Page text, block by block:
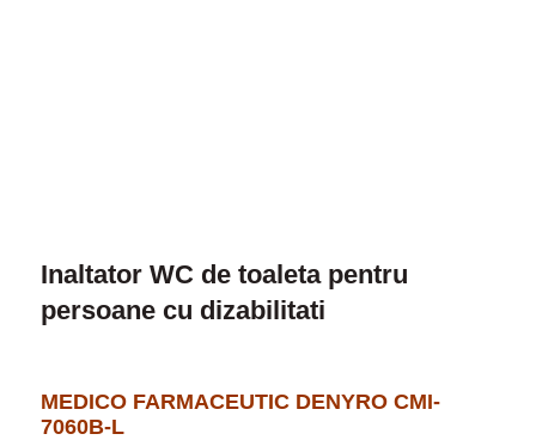
Inaltator WC de toaleta pentru
persoane cu dizabilitati
MEDICO FARMACEUTIC DENYRO CMI-
7060B-L